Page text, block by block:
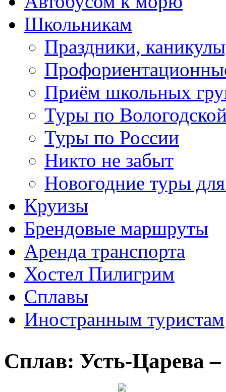
Школьникам
Праздники,
Приём школьных
Туры по
Туры по России
Никто не забыт
Новогодние туры
Круизы
Брендовые маршруты
Аренда транспорта
Хостел Пилигрим
Сплавы
Иностранным туристам
Сплав: Усть-Царева